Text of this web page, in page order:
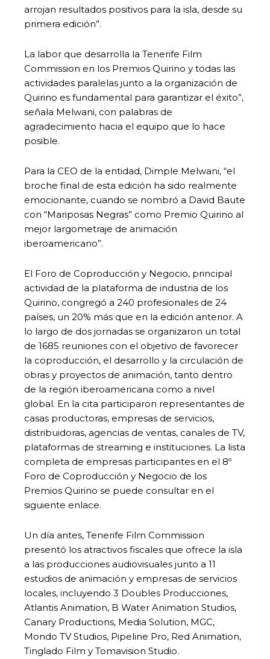
arrojan resultados positivos para la isla, desde su
primera edición”.
La labor que desarrolla la Tenerife Film
Commission en los Premios Quirino y todas las
actividades paralelas junto a la organización de
Quirino es fundamental para garantizar el éxito”,
señala Melwani, con palabras de
agradecimiento hacia el equipo que lo hace
posible.
Para la CEO de la entidad, Dimple Melwani, “el
broche final de esta edición ha sido realmente
emocionante, cuando se nombró a David Baute
con “Mariposas Negras” como Premio Quirino al
mejor largometraje de animación
iberoamericano”.
El Foro de Coproducción y Negocio, principal
actividad de la plataforma de industria de los
Quirino, congregó a 240 profesionales de 24
países, un 20% más que en la edición anterior. A
lo largo de dos jornadas se organizaron un total
de 1685 reuniones con el objetivo de favorecer
la coproducción, el desarrollo y la circulación de
obras y proyectos de animación, tanto dentro
de la región iberoamericana como a nivel
global. En la cita participaron representantes de
casas productoras, empresas de servicios,
distribuidoras, agencias de ventas, canales de TV,
plataformas de streaming e instituciones. La lista
completa de empresas participantes en el 8º
Foro de Coproducción y Negocio de los
Premios Quirino se puede consultar en el
siguiente enlace.
Un día antes, Tenerife Film Commission
presentó los atractivos fiscales que ofrece la isla
a las producciones audiovisuales junto a 11
estudios de animación y empresas de servicios
locales, incluyendo 3 Doubles Producciones,
Atlantis Animation, B Water Animation Studios,
Canary Productions, Media Solution, MGC,
Mondo TV Studios, Pipeline Pro, Red Animation,
Tinglado Film y Tomavision Studio.